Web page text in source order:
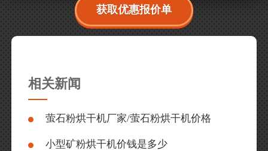
获取优惠报价单
相关新闻
萤石粉烘干机厂家/萤石粉烘干机价格
小型矿粉烘干机价钱是多少